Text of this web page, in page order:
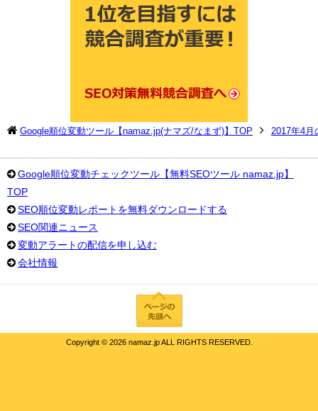
Google順位変動ツール【namaz.jp(ナマズ/なまず)】TOP 2017年4月
Google順位変動チェックツール【無料SEOツール namaz.jp】
TOP
SEO順位変動レポートを無料ダウンロードする
SEO関連ニュース
変動アラートの配信を申し込む
会社情報
Copyright © 2026 namaz.jp ALL RIGHTS RESERVED.